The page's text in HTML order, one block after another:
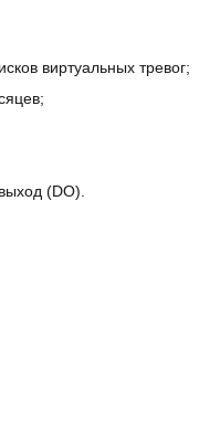
виртуальных тревог;
(DO).